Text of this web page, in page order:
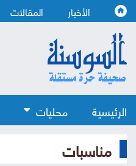
الأخبار المقالات
الرئيسية محليات
مناسبات